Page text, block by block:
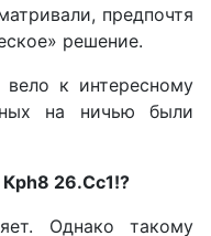
предпочтя
решение.
к интересному
на ничью были
26.Сс1!?
Однако такому